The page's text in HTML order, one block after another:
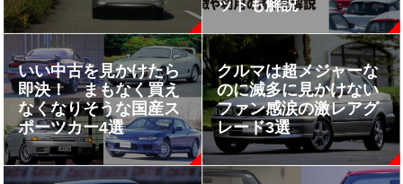
ットも解説
いい中古を見かけたら
即決！ まもなく買え
なくなりそうな国産ス
ポーツカー4選
クルマは超メジャーな
のに滅多に見かけない
ファン感涙の激レアグ
レード3選